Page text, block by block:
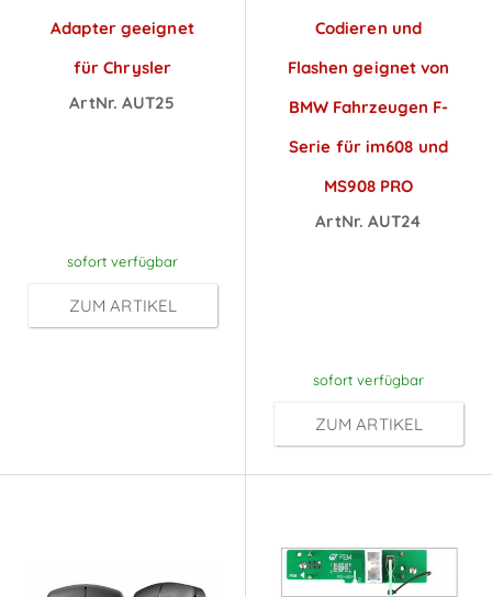
Adapter geeignet
für Chrysler
ArtNr. AUT25
sofort verfügbar
ZUM ARTIKEL
Codieren und
Flashen geignet von
BMW Fahrzeugen F-
Serie für im608 und
MS908 PRO
ArtNr. AUT24
sofort verfügbar
ZUM ARTIKEL